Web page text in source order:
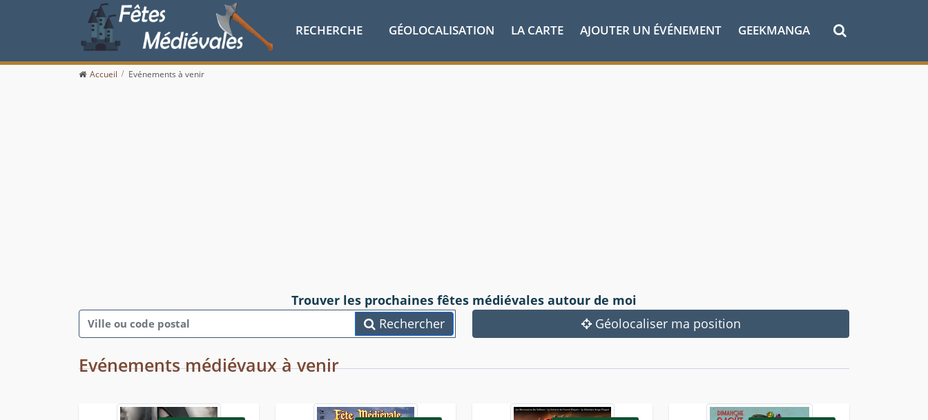
RECHERCHE GÉOLOCALISATION LA CARTE AJOUTER UN ÉVÉNEMENT GEEKMANGA
Accueil Evénements à venir
Trouver les prochaines fêtes médiévales autour de moi
Rechercher
Géolocaliser ma position
Evénements médiévaux à venir